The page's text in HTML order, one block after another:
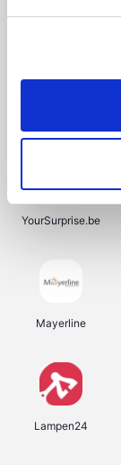
Bergfreunde
YourSurprise.be
Mayerline
Lampen24